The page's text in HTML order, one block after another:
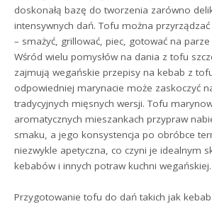
doskonałą bazę do tworzenia zarówno
intensywnych dań. Tofu można
– smażyć, grillować, piec, gotować na
Wśród wielu pomysłów na dania z tofu
zajmują wegańskie przepisy na kebab z
odpowiedniej marynacie może zaskoczyć
tradycyjnych mięsnych wersji. Tofu
aromatycznych mieszankach przypraw
smaku, a jego konsystencja po obróbce
niezwykle apetyczna, co czyni je idealnym
kebabów i innych potraw kuchni wegańskiej.
Przygotowanie tofu do dań takich jak